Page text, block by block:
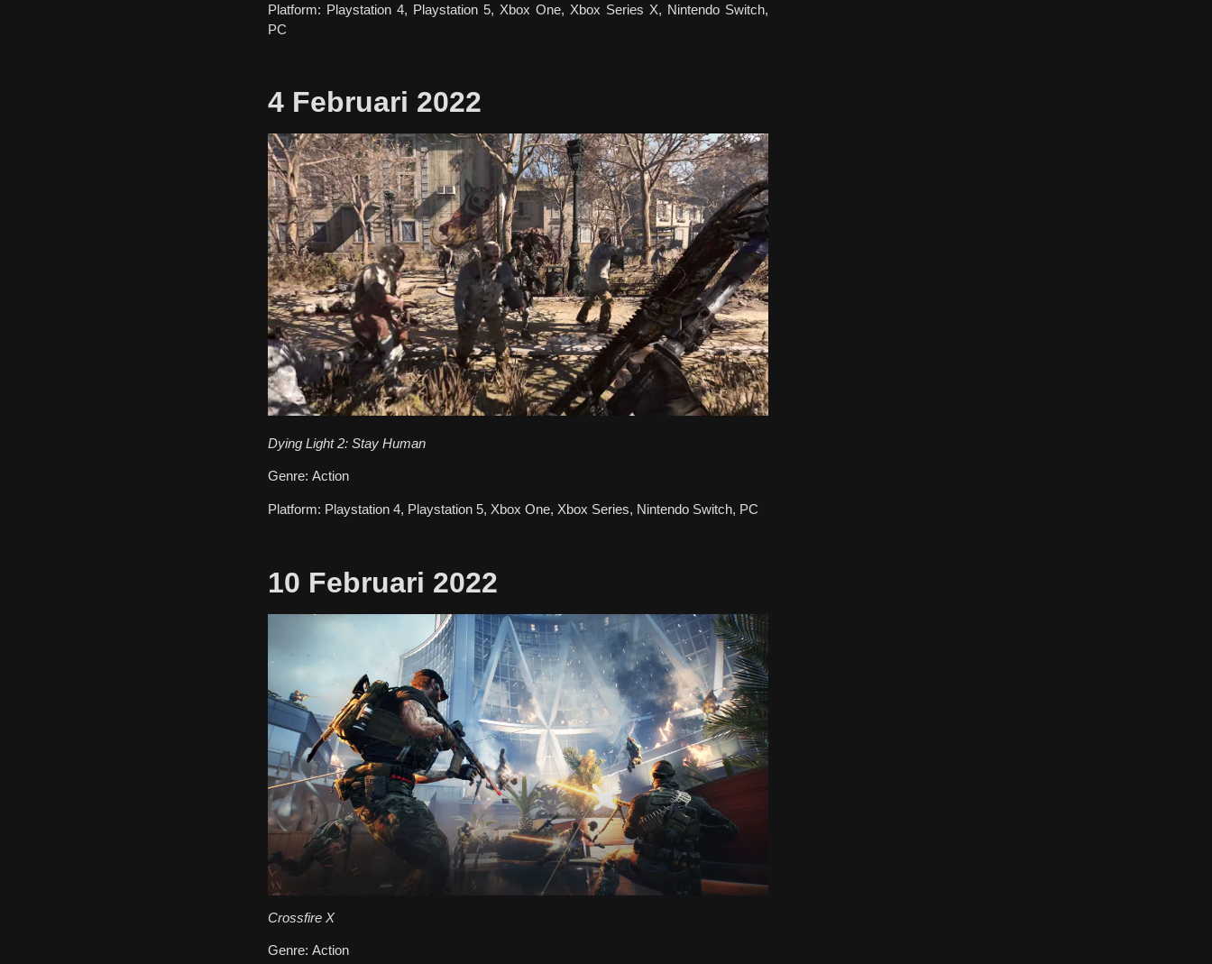
Platform: Playstation 4, Playstation 5, Xbox One, Xbox Series X, Nintendo Switch,
PC
4 Februari 2022
Dying Light 2: Stay Human
Genre: Action
Platform: Playstation 4, Playstation 5, Xbox One, Xbox Series, Nintendo Switch, PC
10 Februari 2022
Crossfire X
Genre: Action